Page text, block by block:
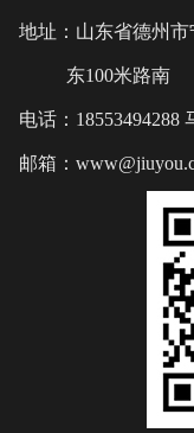
地址：山东省德州
东100米路南
电话：18553494288
邮箱：